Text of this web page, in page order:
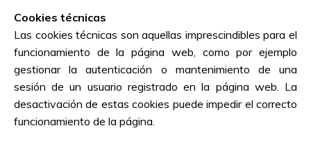
Cookies técnicas
Las cookies técnicas son aquellas imprescindibles para el
funcionamiento de la página web, como por ejemplo
gestionar la autenticación o mantenimiento de una
sesión de un usuario registrado en la página web. La
desactivación de estas cookies puede impedir el correcto
funcionamiento de la página.